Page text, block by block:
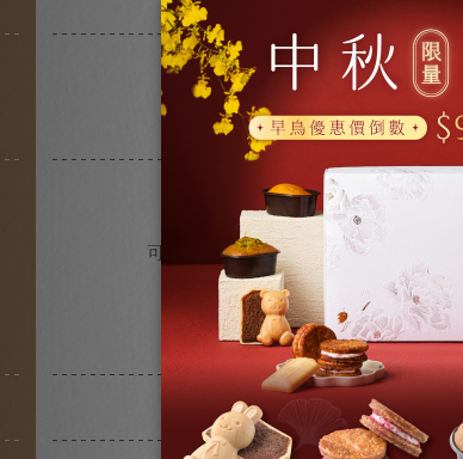
贈$50元
生日禮金*
可參與不定期
會員活動
永久會員